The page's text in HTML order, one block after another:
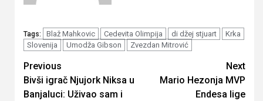
Tags: Blaž Mahkovic Cedevita Olimpija di džej stjuart
Krka
Slovenija
Umodža Gibson Zvezdan Mitrović
Continue
Reading
Previous
Bivši igrač Njujork Niksa u
Banjaluci: Uživao sam i
Next
Mario Hezonja MVP
Endesa lige